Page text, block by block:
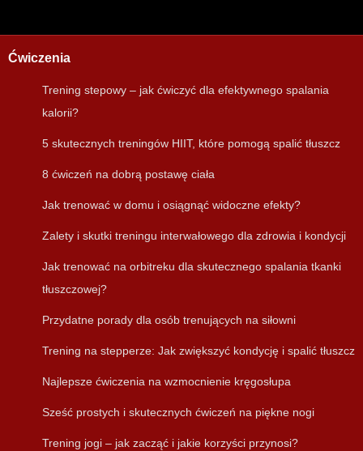
Ćwiczenia
Trening stepowy – jak ćwiczyć dla efektywnego spalania
kalorii?
5 skutecznych treningów HIIT, które pomogą spalić tłuszcz
8 ćwiczeń na dobrą postawę ciała
Jak trenować w domu i osiągnąć widoczne efekty?
Zalety i skutki treningu interwałowego dla zdrowia i kondycji
Jak trenować na orbitreku dla skutecznego spalania tkanki
tłuszczowej?
Przydatne porady dla osób trenujących na siłowni
Trening na stepperze: Jak zwiększyć kondycję i spalić tłuszcz
Najlepsze ćwiczenia na wzmocnienie kręgosłupa
Sześć prostych i skutecznych ćwiczeń na piękne nogi
Trening jogi – jak zacząć i jakie korzyści przynosi?